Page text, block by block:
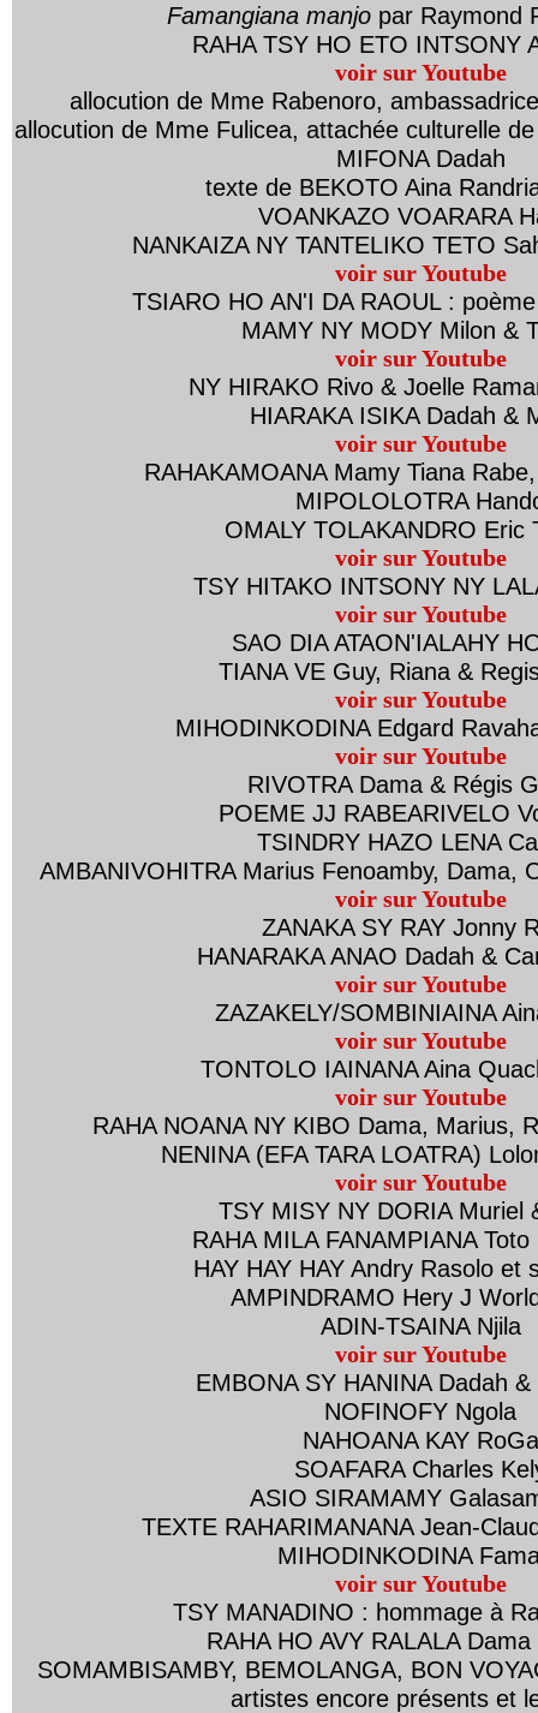
Famangiana manjo par Raymond
RAHA TSY HO ETO INTSONY
voir sur Youtube
allocution de Mme Rabenoro,
allocution de Mme Fulicea, attachée culturelle
MIFONA Dadah
texte de BEKOTO Aina
VOANKAZO VOARARA
NANKAIZA NY TANTELIKO TETO
voir sur Youtube
TSIARO HO AN'I DA RAOUL :
MAMY NY MODY Milon &
voir sur Youtube
NY HIRAKO Rivo & Joelle
HIARAKA ISIKA Dadah &
voir sur Youtube
RAHAKAMOANA Mamy Tiana
MIPOLOLOTRA
OMALY TOLAKANDRO Eric
voir sur Youtube
TSY HITAKO INTSONY NY
voir sur Youtube
SAO DIA ATAON'IALAHY
TIANA VE Guy, Riana &
voir sur Youtube
MIHODINKODINA Edgard
voir sur Youtube
RIVOTRA Dama & Régis
POEME JJ RABEARIVELO
TSINDRY HAZO LENA
AMBANIVOHITRA Marius Fenoamby, Dama,
voir sur Youtube
ZANAKA SY RAY Jonny
HANARAKA ANAO Dadah &
voir sur Youtube
ZAZAKELY/SOMBINIAINA
voir sur Youtube
TONTOLO IAINANA Aina
voir sur Youtube
RAHA NOANA NY KIBO Dama, Marius,
NENINA (EFA TARA LOATRA)
voir sur Youtube
TSY MISY NY DORIA Muriel
RAHA MILA FANAMPIANA
HAY HAY HAY Andry Rasolo et
AMPINDRAMO Hery J
ADIN-TSAINA Njila
voir sur Youtube
EMBONA SY HANINA Dadah
NOFINOFY Ngola
NAHOANA KAY RoGa
SOAFARA Charles
ASIO SIRAMAMY
TEXTE RAHARIMANANA Jean-
MIHODINKODINA
voir sur Youtube
TSY MANADINO : hommage à
RAHA HO AVY RALALA
SOMAMBISAMBY, BEMOLANGA, BON
artistes encore présents et